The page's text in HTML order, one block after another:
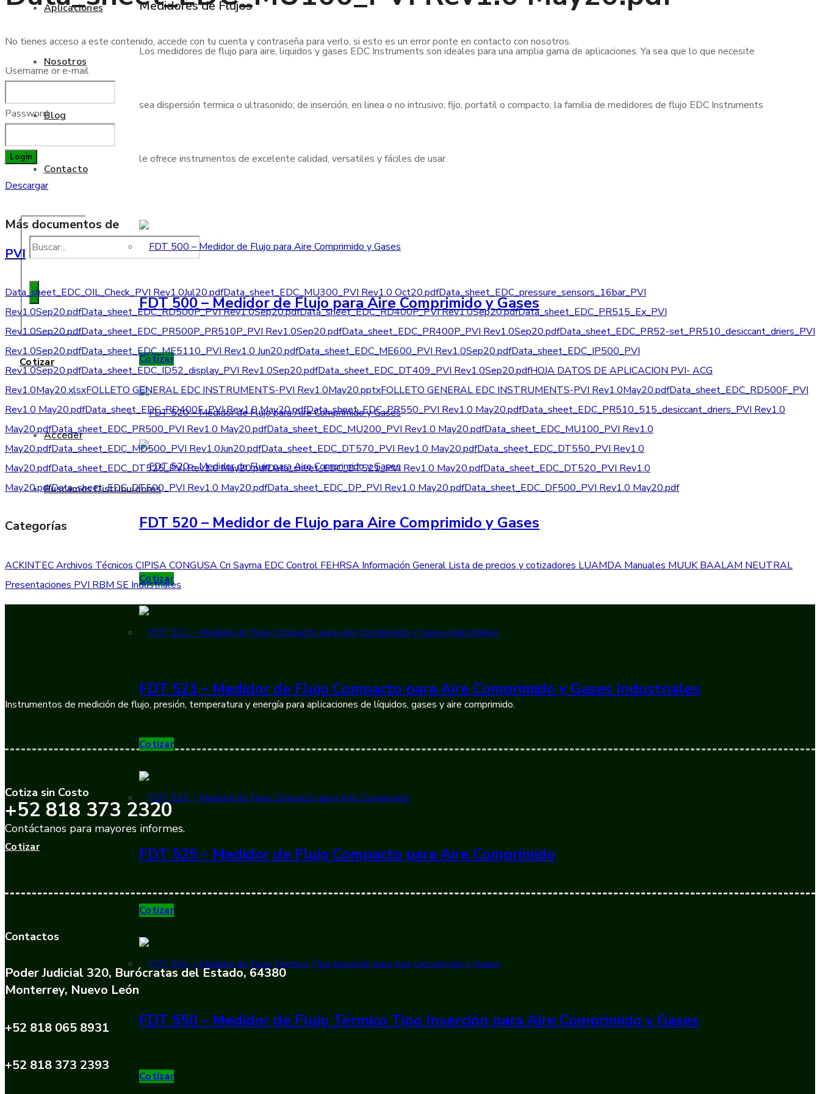
Aplicaciones
Nosotros
Blog
Contacto
Cotizar
Acceder
Buscamos Distribuidores
Medidores de Flujos
Los medidores de flujo para aire, liquidos y gases EDC Instruments son ideales para una amplia gama de aplicaciones. Ya sea que lo que necesite
sea dispersión termica o ultrasonido; de inserción, en linea o no intrusivo; fijo, portatil o compacto; la familia de medidores de flujo EDC Instruments
le ofrece instrumentos de excelente calidad, versatiles y fáciles de usar.
FDT 500 – Medidor de Flujo para Aire Comprimido y Gases
Cotizar
FDT 520 – Medidor de Flujo para Aire Comprimido y Gases
Cotizar
FDT 521 – Medidor de Flujo Compacto para Aire Comprimido y Gases Industriales
Cotizar
FDT 525 – Medidor de Flujo Compacto para Aire Comprimido
Cotizar
FDT 550 – Medidor de Flujo Térmico Tipo Inserción para Aire Comprimido y Gases
Cotizar
No tienes acceso a este contenido, accede con tu cuenta y contraseña para verlo, si esto es un error ponte en contacto con nosotros.
Username or e-mail
Password
Login
Descargar
Más documentos de
PVI
Data_sheet_EDC_OIL_Check_PVI Rev1.0Jul20.pdfData_sheet_EDC_MU300_PVI Rev1.0 Oct20.pdfData_sheet_EDC_pressure_sensors_16bar_PVI
Rev1.0Sep20.pdfData_sheet_EDC_RD500P_PVI Rev1.0Sep20.pdfData_sheet_EDC_RD400P_PVI Rev1.0Sep20.pdfData_sheet_EDC_PR515_Ex_PVI
Rev1.0Sep20.pdfData_sheet_EDC_PR500P_PR510P_PVI Rev1.0Sep20.pdfData_sheet_EDC_PR400P_PVI Rev1.0Sep20.pdfData_sheet_EDC_PR52-set_PR510_desiccant_driers_PVI
Rev1.0Sep20.pdfData_sheet_EDC_ME5110_PVI Rev1.0 Jun20.pdfData_sheet_EDC_ME600_PVI Rev1.0Sep20.pdfData_sheet_EDC_IP500_PVI
Rev1.0Sep20.pdfData_sheet_EDC_ID52_display_PVI Rev1.0Sep20.pdfData_sheet_EDC_DT409_PVI Rev1.0Sep20.pdfHOJA DATOS DE APLICACION PVI- ACG
Rev1.0May20.xlsxFOLLETO GENERAL EDC INSTRUMENTS-PVI Rev1.0May20.pptxFOLLETO GENERAL EDC INSTRUMENTS-PVI Rev1.0May20.pdfData_sheet_EDC_RD500F_PVI
Rev1.0 May20.pdfData_sheet_EDC_RD400F_PVI Rev1.0 May20.pdfData_sheet_EDC_PR550_PVI Rev1.0 May20.pdfData_sheet_EDC_PR510_515_desiccant_driers_PVI Rev1.0
May20.pdfData_sheet_EDC_PR500_PVI Rev1.0 May20.pdfData_sheet_EDC_MU200_PVI Rev1.0 May20.pdfData_sheet_EDC_MU100_PVI Rev1.0
May20.pdfData_sheet_EDC_MD500_PVI Rev1.0Jun20.pdfData_sheet_EDC_DT570_PVI Rev1.0 May20.pdfData_sheet_EDC_DT550_PVI Rev1.0
May20.pdfData_sheet_EDC_DT525_PVI Rev1.0 May20.pdfData_sheet_EDC_DT521_PVI Rev1.0 May20.pdfData_sheet_EDC_DT520_PVI Rev1.0
May20.pdfData_sheet_EDC_DT500_PVI Rev1.0 May20.pdfData_sheet_EDC_DP_PVI Rev1.0 May20.pdfData_sheet_EDC_DF500_PVI Rev1.0 May20.pdf
Categorías
ACKINTECArchivos Técnicos CIPISACONGUSACri Sayma EDC Control FEHRSA Información General Lista de precios y cotizadores LUAMDA Manuales MUUK BAALAM NEUTRAL
Presentaciones PVI RBM SE Industriales
Instrumentos de medición de flujo, presión, temperatura y energía para aplicaciones de líquidos, gases y aire comprimido.
Cotiza sin Costo
+52 818 373 2320
Contáctanos para mayores informes.
Cotizar
Contactos
Poder Judicial 320, Burócratas del Estado, 64380
Monterrey, Nuevo León
+52 818 065 8931
+52 818 373 2393